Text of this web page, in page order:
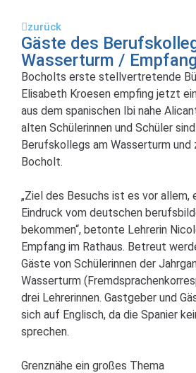
zurück
Gäste des
Wasserturm /
Bocholts erste stellvertretende
Elisabeth Kroesen empfing jetzt
aus dem spanischen Ibi nahe
alten Schülerinnen und Schüler
Berufskollegs am Wasserturm und
Bocholt.
„Ziel des Besuchs ist es vor allem,
Eindruck vom deutschen
bekommen“, betonte Lehrerin
Empfang im Rathaus. Betreut
Gäste von Schülerinnen der
Wasserturm
drei Lehrerinnen. Gastgeber und
sich auf Englisch, da die Spanier
sprechen.
Grenznähe ein großes Thema